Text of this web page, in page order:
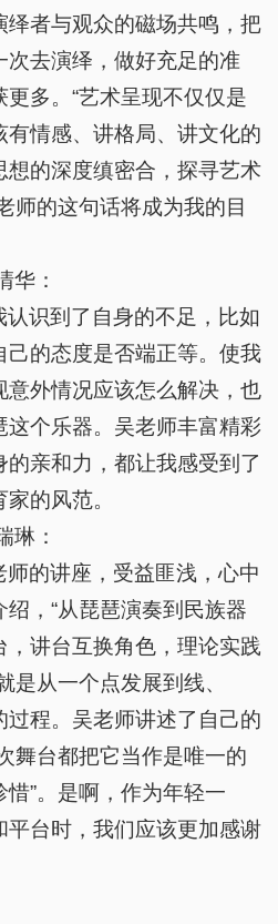
绎者与观众的磁场共鸣，把
次去演绎，做好充足的准
多。“艺术呈现不仅仅是
有情感、讲格局、讲文化的
想的深度缜密合，探寻艺术
师的这句话将成为我的目
华：
识到了自身的不足，比如
己的态度是否端正等。使我
意外情况应该怎么解决，也
这个乐器。吴老师丰富精彩
亲和力，都让我感受到了
的风范。
琳：
的讲座，受益匪浅，心中
，“从琵琶演奏到民族器
，讲台互换角色，理论实践
是从一个点发展到线、
程。吴老师讲述了自己的
舞台都把它当作是唯一的
”。是啊，作为年轻一
平台时，我们应该更加感谢